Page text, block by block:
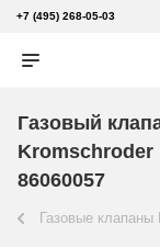
+7 (495) 268-05-03
Газовый
Kromschroder
86060057
Газовые клапаны